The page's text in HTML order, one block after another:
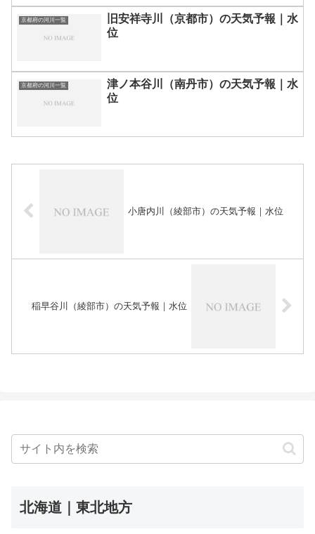
京都府の河川一覧
旧安祥寺川（京都市）の天気予報｜水
位
京都府の河川一覧
津ノ本谷川（南丹市）の天気予報｜水
位
小唐内川（綾部市）の天気予報｜水位
稲早谷川（綾部市）の天気予報｜水位
北海道｜東北地方